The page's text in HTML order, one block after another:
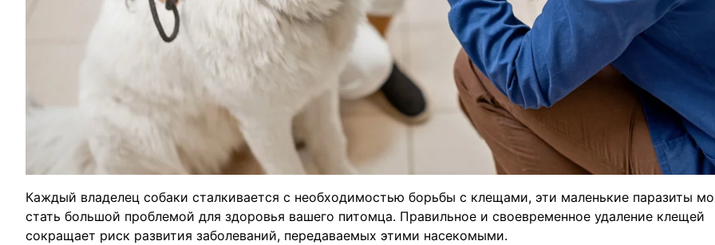
Каждый владелец собаки сталкивается с необходимостью борьбы с клещами, эти маленькие паразиты
стать большой проблемой для здоровья вашего питомца. Правильное и своевременное удаление клещей
сокращает риск развития заболеваний, передаваемых этими насекомыми.